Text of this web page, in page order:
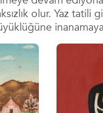
olur. Yaz tatili